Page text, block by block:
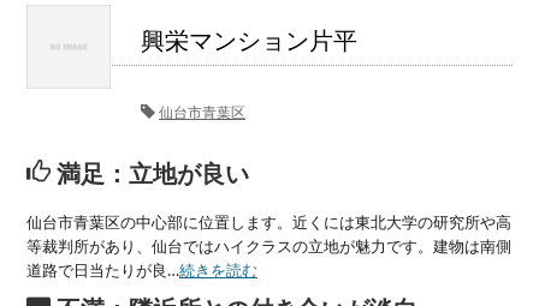
興栄マンション片平
仙台市青葉区
満足：立地が良い
仙台市青葉区の中心部に位置します。近くには東北大学の研究所や高
等裁判所があり、仙台ではハイクラスの立地が魅力です。建物は南側
道路で日当たりが良…続きを読む